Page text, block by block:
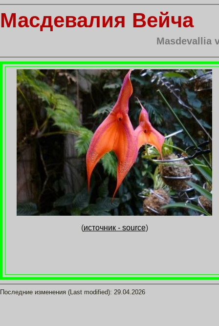
Масдевалия Вейча
Masdevallia
(источник - source)
Последние изменения (Last modified): 29.04.2026